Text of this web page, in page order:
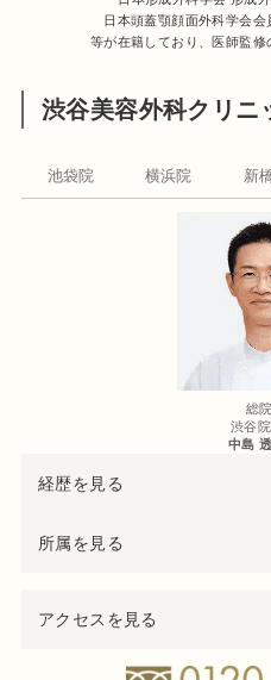
日本頭蓋顎顔面外科学会
等が在籍しており、医師監
渋谷美容外科クリニ
池袋院 横浜院 新
総
渋谷
中島
経歴を見る
00年 千葉大学医学部付属病院形成
所属を見る
日本形成外科学会 形成外科専門医
アクセスを見る